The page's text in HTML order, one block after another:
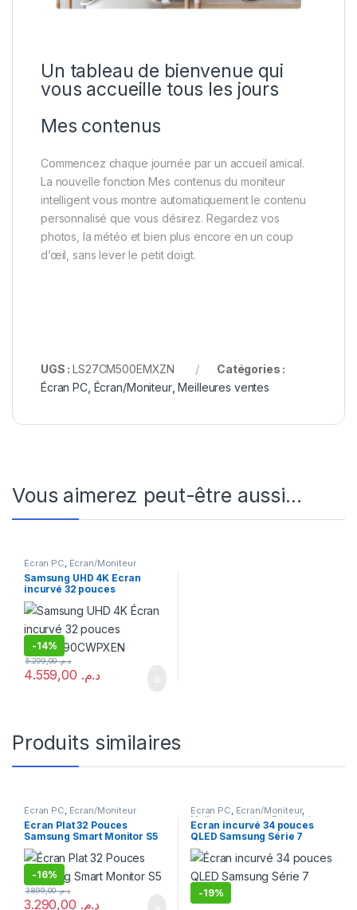
Un tableau de bienvenue qui
vous accueille tous les jours
Mes contenus
Commencez chaque journée par un accueil amical.
La nouvelle fonction Mes contenus du moniteur
intelligent vous montre automatiquement le contenu
personnalisé que vous désirez. Regardez vos
photos, la météo et bien plus encore en un coup
d’œil, sans lever le petit doigt.
UGS :LS27CM500EMXZN
Catégories :
Écran PC, Écran/Moniteur,Meilleures ventes
Vous aimerez peut-être aussi…
Écran PC Écran/Moniteur
Samsung UHD 4K Écran
incurvé 32 pouces
LU32R590CWPXEN
-14%
د.م.
د.م.5.299,00
Produits similaires
Écran PC, Écran/Moniteur
Écran Plat 32 Pouces
Samsung Smart Monitor S5
-16%
د.م.
د.م.3.899,00
Écran PC, Écran/Moniteur,
Meilleures ventes,Périphérique
Écran incurvé 34 pouces
QLED Samsung Série 7
CJ791
-19%